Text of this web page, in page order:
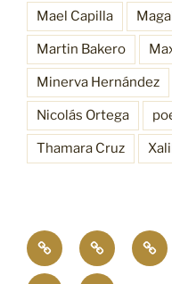
Mael Capilla
Martin Bakero
Minerva Hernández
Nicolás Ortega
Thamara Cruz
Empatía
4.0
¿Quiénes
somos?